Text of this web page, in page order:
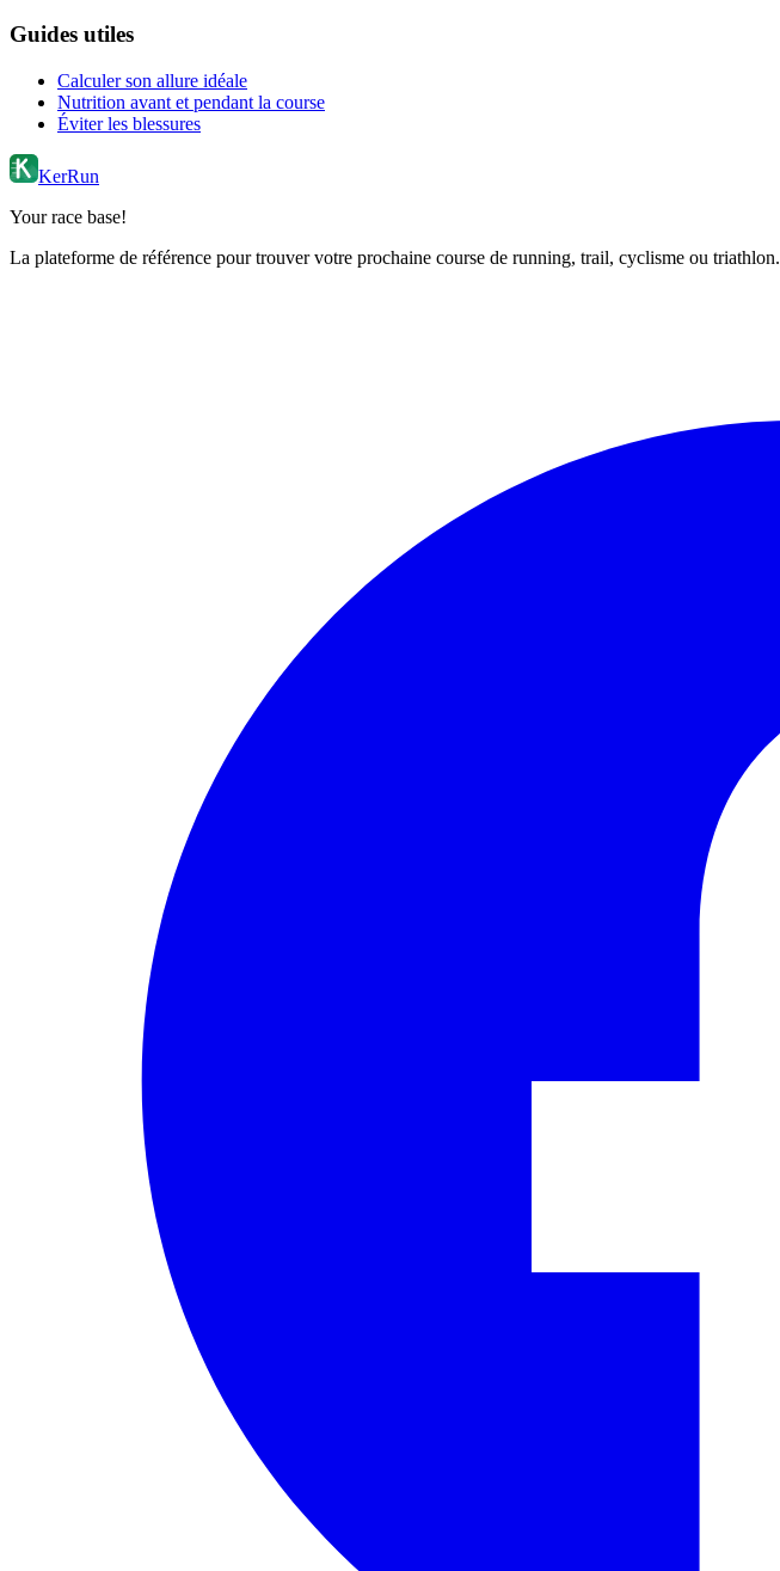
Guides utiles
Calculer son allure idéale
Nutrition avant et pendant la course
Éviter les blessures
KerRun
Your race base!
La plateforme de référence pour trouver votre prochaine course de running, trail, cyclisme ou triathlon.